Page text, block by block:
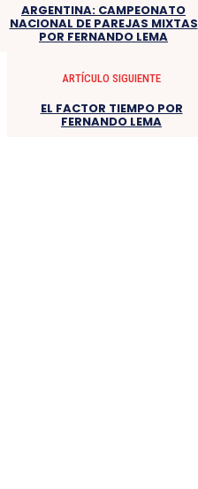
ARGENTINA: CAMPEONATO
NACIONAL DE PAREJAS MIXTAS
POR FERNANDO LEMA
ARTÍCULO SIGUIENTE
EL FACTOR TIEMPO POR
FERNANDO LEMA